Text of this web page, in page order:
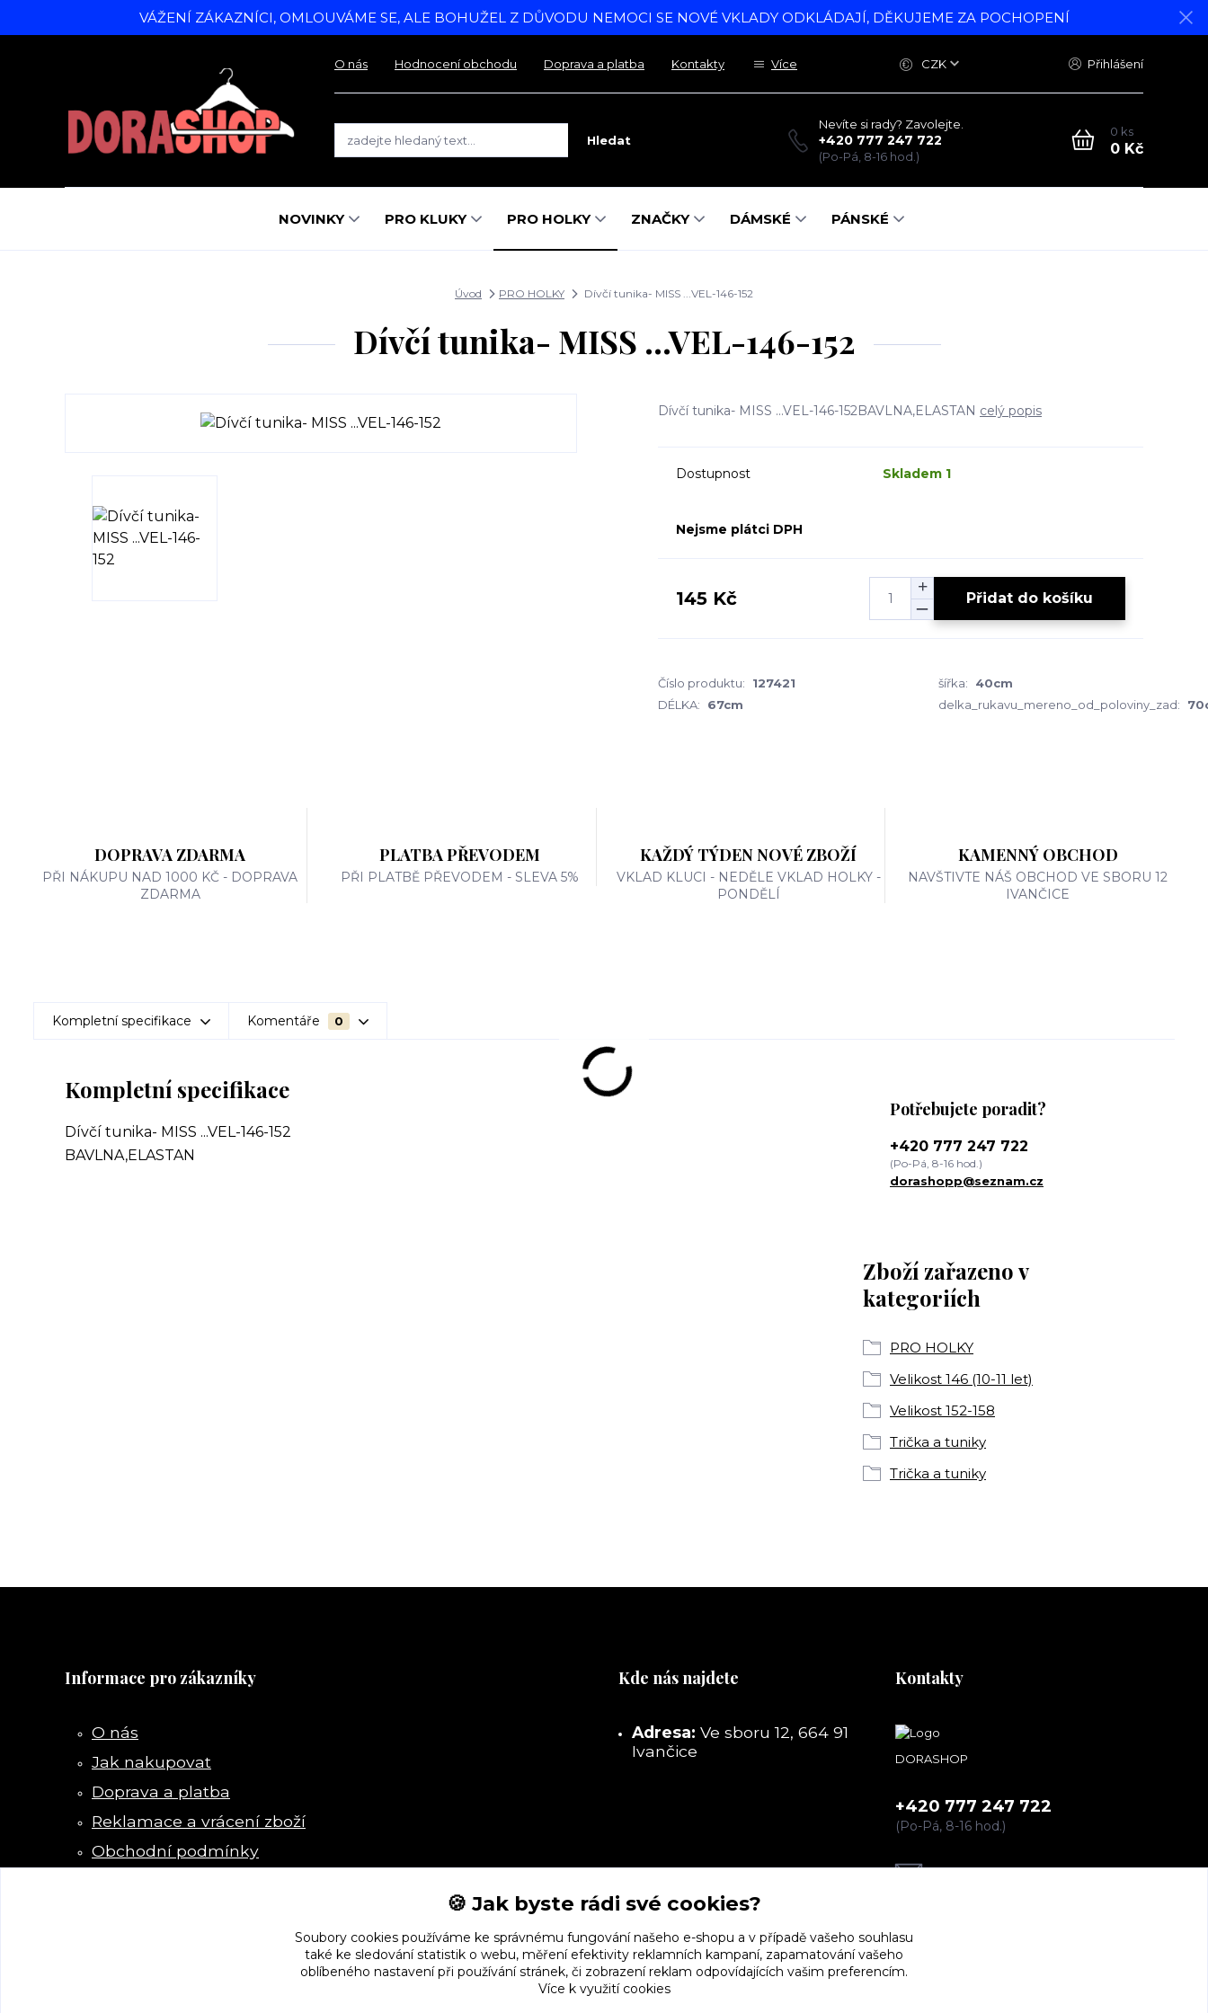
VÁŽENÍ ZÁKAZNÍCI, OMLOUVÁME SE, ALE BOHUŽEL Z DŮVODU NEMOCI SE NOVÉ VKLADY ODKLÁDAJÍ, DĚKUJEME ZA POCHOPENÍ
O nás Hodnocení obchodu Doprava a platba Kontakty Více CZK Přihlášení
Hledat
Nevíte si rady? Zavolejte.
+420 777 247 722
(Po-Pá, 8-16 hod.)
0 ks
0 Kč
NOVINKY PRO KLUKY PRO HOLKY ZNAČKY DÁMSKÉ PÁNSKÉ
Úvod PRO HOLKY Dívčí tunika- MISS ...VEL-146-152
Dívčí tunika- MISS ...VEL-146-152
Dívčí tunika- MISS ...VEL-146-152BAVLNA,ELASTAN celý popis
Dostupnost Skladem 1
Nejsme plátci DPH
145 Kč Přidat do košíku
Číslo produktu: 127421 šířka:
40cm
DÉLKA:
67cm delka_rukavu_mereno_od_poloviny_zad:
DOPRAVA ZDARMA
PŘI NÁKUPU NAD 1000 KČ - DOPRAVA
ZDARMA
PLATBA PŘEVODEM
PŘI PLATBĚ PŘEVODEM - SLEVA 5%
KAŽDÝ TÝDEN NOVÉ ZBOŽÍ
VKLAD KLUCI - NEDĚLE VKLAD HOLKY -
PONDĚLÍ
KAMENNÝ OBCHOD
NAVŠTIVTE NÁŠ OBCHOD VE SBORU 12
IVANČICE
Kompletní specifikace Komentáře 0
Kompletní specifikace
Dívčí tunika- MISS ...VEL-146-152
BAVLNA,ELASTAN
Zboží zařazeno v
kategoriích
PRO HOLKY
Velikost 146 (10-11 let)
Velikost 152-158
Trička a tuniky
Trička a tuniky
Potřebujete poradit?
+420 777 247 722
(Po-Pá, 8-16 hod.)
dorashopp@seznam.cz
Informace pro zákazníky
O nás
Jak nakupovat
Doprava a platba
Reklamace a vrácení zboží
Obchodní podmínky
Kde nás najdete
Adresa: Ve sboru 12, 664 91
Ivančice
Kontakty
DORASHOP
+420 777 247 722
(Po-Pá, 8-16 hod.)
dorashopp@seznam.cz
🍪 Jak byste rádi své cookies?
Soubory cookies používáme ke správnému fungování našeho e-shopu a v případě vašeho souhlasu
také ke sledování statistik o webu, měření efektivity reklamních kampaní, zapamatování vašeho
oblíbeného nastavení při používání stránek, či zobrazení reklam odpovídajících vašim preferencím.
Více k využití cookies